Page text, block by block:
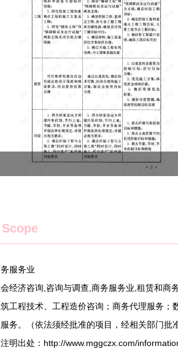
服务业
经济咨询,咨询与调查,商务服务业,租赁和商
工程技术、工程造价咨询；商务代理服务
务。（依法须经批准的项目，经相关部门批
明出处：http://www.mggczx.com/